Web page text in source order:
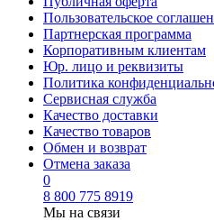
Пользовательское
Партнерская программа
Корпоративным клиентам
Юр. лицо и реквизиты
Политика
Сервисная служба
Качество доставки
Качество товаров
Обмен и возврат
Отмена заказа
0
8 800 775 8919
Мы на связи